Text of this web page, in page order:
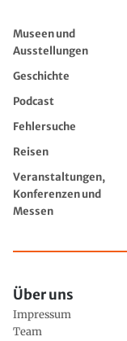
Museen und
Ausstellungen
Geschichte
Podcast
Fehlersuche
Reisen
Veranstaltungen,
Konferenzen und
Messen
Über uns
Impressum
Team